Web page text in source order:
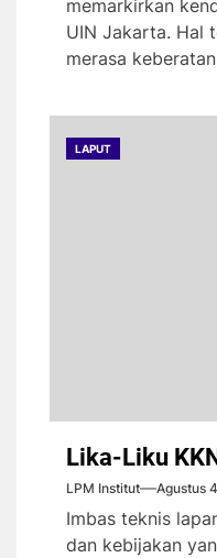
memarkirkan
UIN Jakarta. Hal
merasa
LAPUT
Lika-Liku
LPM Institut Agustus
Imbas teknis
dan kebijakan